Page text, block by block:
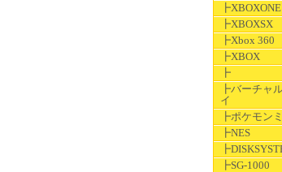
┣XBOXONE
┣XBOXSX
┣Xbox 360
┣XBOX
┣
┣バーチャ
イ
┣ポケモン
┣NES
┣SG-1000